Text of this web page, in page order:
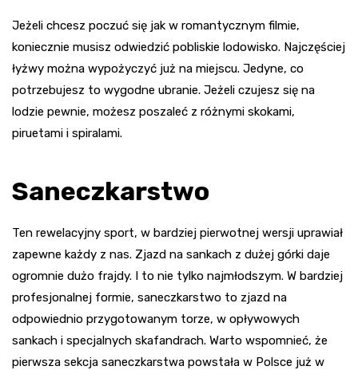
Jeżeli chcesz poczuć się jak w romantycznym filmie,
koniecznie musisz odwiedzić pobliskie lodowisko. Najczęściej
łyżwy można wypożyczyć już na miejscu. Jedyne, co
potrzebujesz to wygodne ubranie. Jeżeli czujesz się na
lodzie pewnie, możesz poszaleć z różnymi skokami,
piruetami i spiralami.
Saneczkarstwo
Ten rewelacyjny sport, w bardziej pierwotnej wersji uprawiał
zapewne każdy z nas. Zjazd na sankach z dużej górki daje
ogromnie dużo frajdy. I to nie tylko najmłodszym. W bardziej
profesjonalnej formie, saneczkarstwo to zjazd na
odpowiednio przygotowanym torze, w opływowych
sankach i specjalnych skafandrach. Warto wspomnieć, że
pierwsza sekcja saneczkarstwa powstała w Polsce już w